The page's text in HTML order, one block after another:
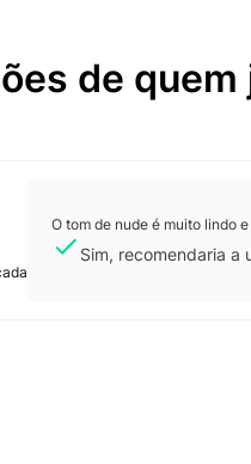
de
O tom de nude é muito lindo
Sim, recomendaria a